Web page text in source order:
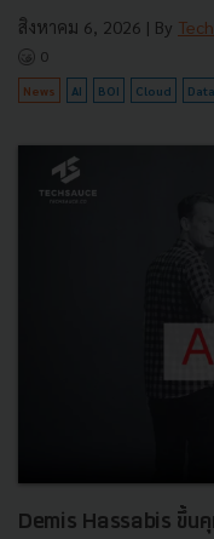
สิงหาคม 6, 2026 | By
0
News AI BOI Cloud
Demis Hassabis ขึ้น